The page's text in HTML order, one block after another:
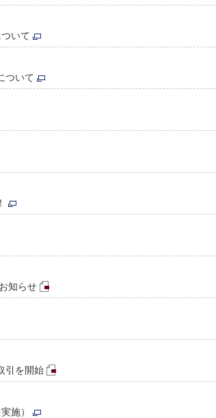
いて
ついて
知らせ
引を開始
施）